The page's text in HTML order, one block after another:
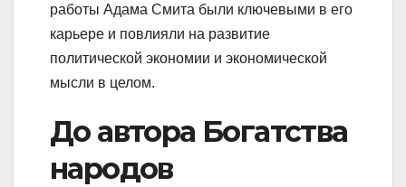
работы Адама Смита были ключевыми в его
карьере и повлияли на развитие
политической экономии и экономической
мысли в целом.
До автора Богатства
народов